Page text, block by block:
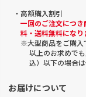
・高額購入割引
一回のご注文につ
料・送料無料になり
※大型商品をご購入
以上のお求めで
込）以下の場合
お届けについて